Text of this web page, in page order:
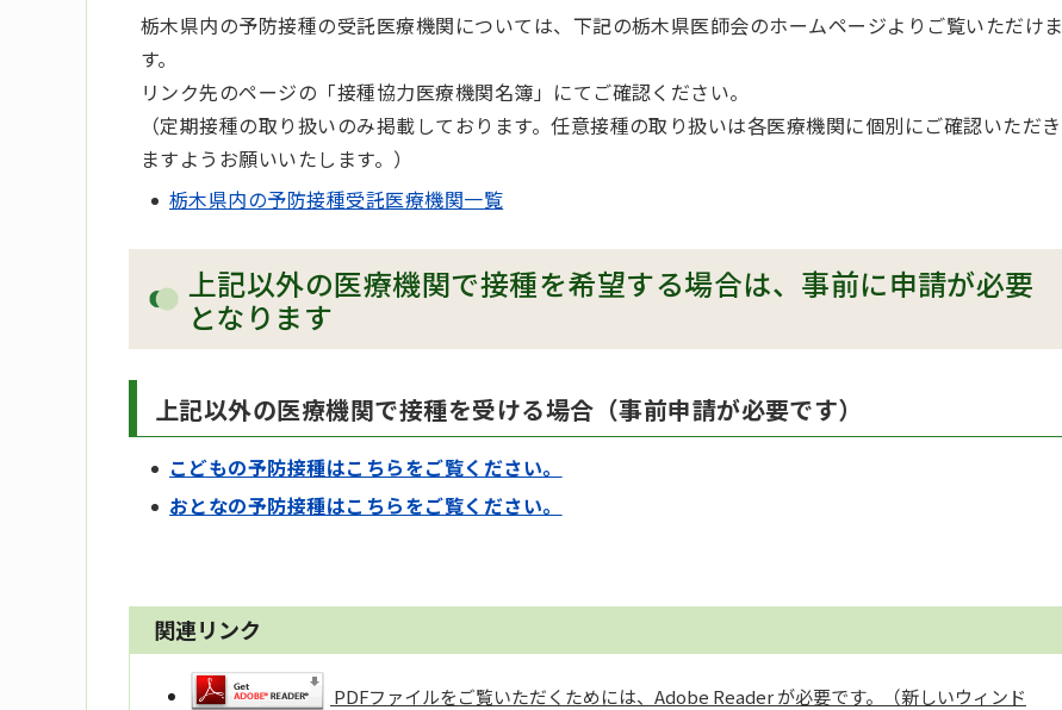
栃木県内の予防接種の受託医療機関については、下記の栃木県医師会のホームページよりご覧いただけま
す。
リンク先のページの「接種協力医療機関名簿」にてご確認ください。
（定期接種の取り扱いのみ掲載しております。任意接種の取り扱いは各医療機関に個別にご確認いただき
ますようお願いいたします。）
栃木県内の予防接種受託医療機関一覧
上記以外の医療機関で接種を希望する場合は、事前に申請が必要
となります
上記以外の医療機関で接種を受ける場合（事前申請が必要です）
こどもの予防接種はこちらをご覧ください。
おとなの予防接種はこちらをご覧ください。
関連リンク
PDFファイルをご覧いただくためには、Adobe Reader が必要です。（新しいウィンド